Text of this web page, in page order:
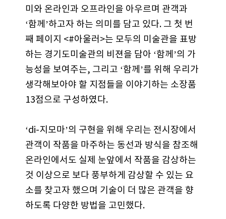
미와 온라인과 오프라인을 아우르며 관객과
‘함께’하고자 하는 의미를 담고 있다. 그 첫 번
째 페이지 <#아울러>는 모두의 미술관을 표방
하는 경기도미술관의 비젼을 담아 ‘함께’의 가
능성을 보여주는, 그리고 ‘함께’를 위해 우리가
생각해보아야 할 지점들을 이야기하는 소장품
13점으로 구성하였다.
‘di-지모마’의 구현을 위해 우리는 전시장에서
관객이 작품을 마주하는 동선과 방식을 참조해
온라인에서도 실제 눈앞에서 작품을 감상하는
것 이상으로 보다 풍부하게 감상할 수 있는 요
소를 찾고자 했으며 기술이 더 많은 관객을 향
하도록 다양한 방법을 고민했다.